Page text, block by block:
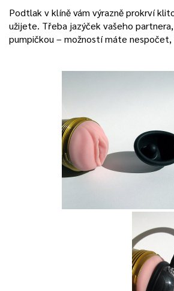
Podtlak v klíně vám výrazně prokrví
užijete. Třeba jazýček vašeho partnera,
pumpičkou – možností máte